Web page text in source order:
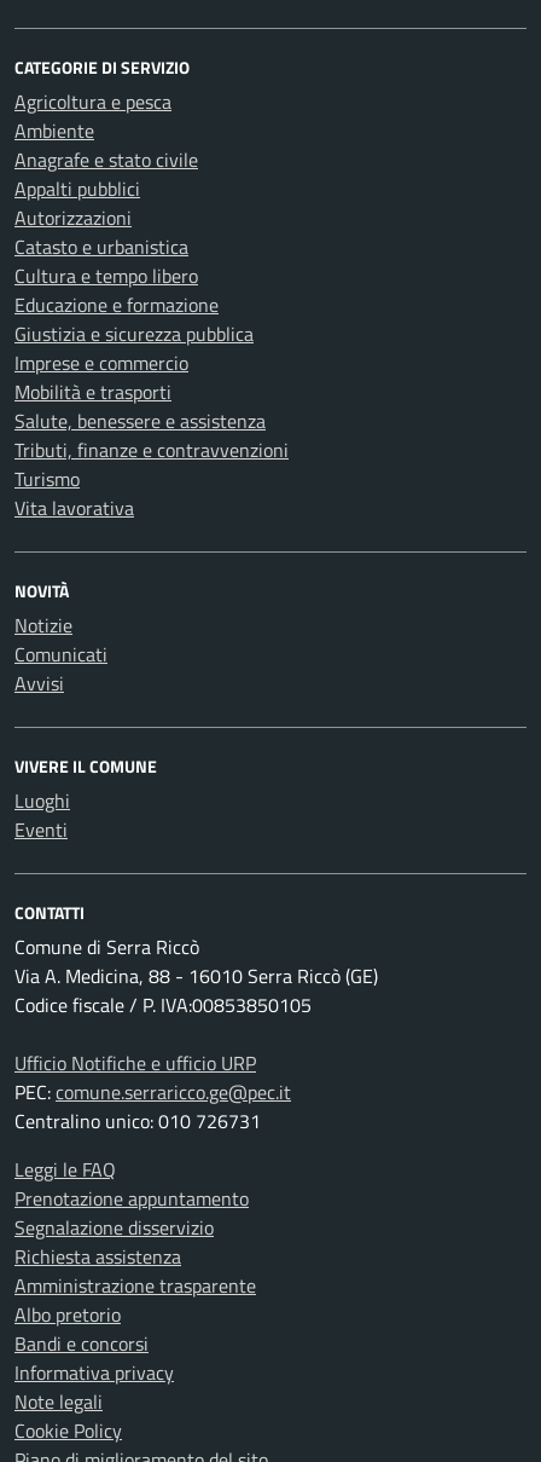
CATEGORIE DI SERVIZIO
Agricoltura e pesca
Ambiente
Anagrafe e stato civile
Appalti pubblici
Autorizzazioni
Catasto e urbanistica
Cultura e tempo libero
Educazione e formazione
Giustizia e sicurezza pubblica
Imprese e commercio
Mobilità e trasporti
Salute, benessere e assistenza
Tributi, finanze e contravvenzioni
Turismo
Vita lavorativa
NOVITÀ
Notizie
Comunicati
Avvisi
VIVERE IL COMUNE
Luoghi
Eventi
CONTATTI
Comune di Serra Riccò
Via A. Medicina, 88 - 16010 Serra Riccò (GE)
Codice fiscale / P. IVA:00853850105
Ufficio Notifiche e ufficio URP
PEC:comune.serraricco.ge@pec.it
Centralino unico: 010 726731
Leggi le FAQ
Prenotazione appuntamento
Segnalazione disservizio
Richiesta assistenza
Amministrazione trasparente
Albo pretorio
Bandi e concorsi
Informativa privacy
Note legali
Cookie Policy